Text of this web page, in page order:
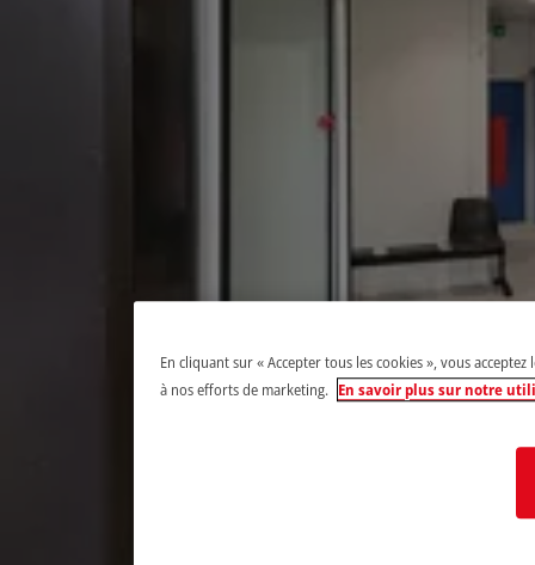
En cliquant sur « Accepter tous les cookies », vous
à nos efforts de marketing. En savoir plus sur notre